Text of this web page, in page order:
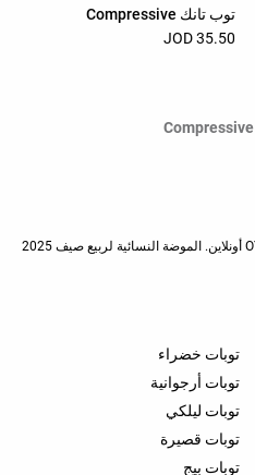
توب تانك Compressive
35.50 JOD
Compressive
توبات خضراء
توبات أرجوانية
توبات ليلكي
توبات قصيرة
توبات بيج